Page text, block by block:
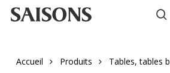
Skip
Accueil Produits
Tables, tables